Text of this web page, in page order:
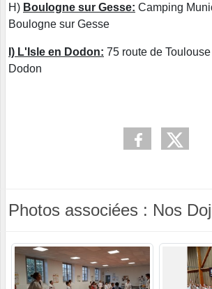
H) Boulogne sur Gesse: Camping
Boulogne sur Gesse
I) L'Isle en Dodon: 75 route de
Dodon
Photos associées : Nos